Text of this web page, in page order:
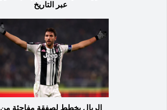
عبر التاريخ
الريال يخطط لصفقة مفاجئة من